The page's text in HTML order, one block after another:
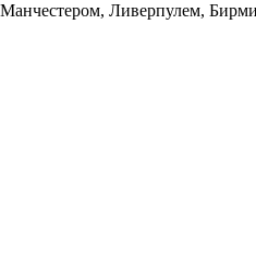
Ливерпулем,